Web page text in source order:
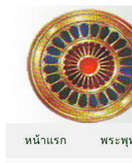
หน้าแรก พระพุ